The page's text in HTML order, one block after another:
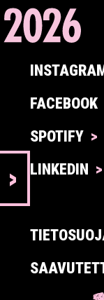
FACEBOOK
SPOTIFY
LINKEDIN